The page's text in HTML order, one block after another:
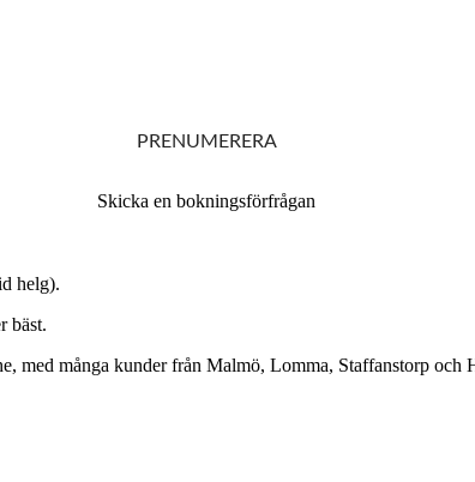
PRENUMERERA
Skicka en bokningsförfrågan
helg).
bäst.
med många kunder från Malmö, Lomma, Staffanstorp och